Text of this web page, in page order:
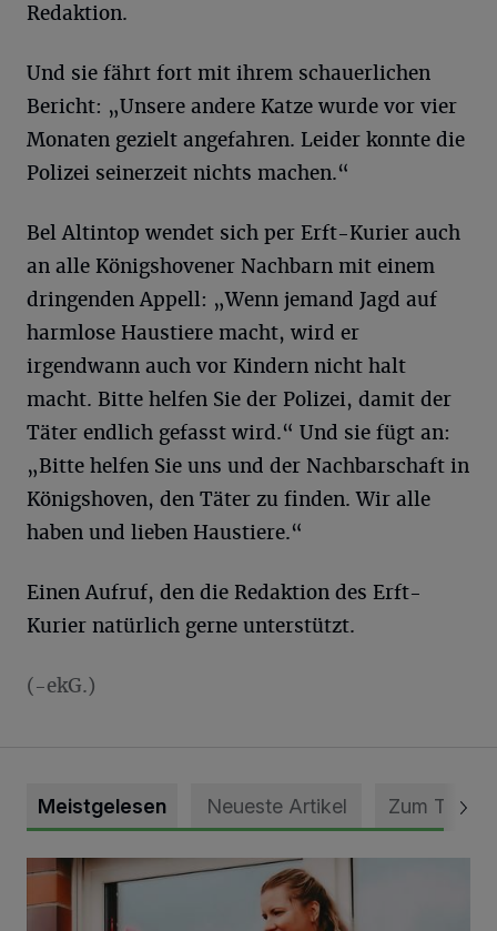
Redaktion.
Und sie fährt fort mit ihrem schauerlichen
Bericht: „Unsere andere Katze wurde vor vier
Monaten gezielt angefahren. Leider konnte die
Polizei seinerzeit nichts machen.“
Bel Altintop wendet sich per Erft-Kurier auch
an alle Königshovener Nachbarn mit einem
dringenden Appell: „Wenn jemand Jagd auf
harmlose Haustiere macht, wird er
irgendwann auch vor Kindern nicht halt
macht. Bitte helfen Sie der Polizei, damit der
Täter endlich gefasst wird.“ Und sie fügt an:
„Bitte helfen Sie uns und der Nachbarschaft in
Königshoven, den Täter zu finden. Wir alle
haben und lieben Haustiere.“
Einen Aufruf, den die Redaktion des Erft-
Kurier natürlich gerne unterstützt.
(-ekG.)
Meistgelesen Neueste Artikel Zum Thema
DRK Grevenbroich feiert Einweihung des neuen Domizils